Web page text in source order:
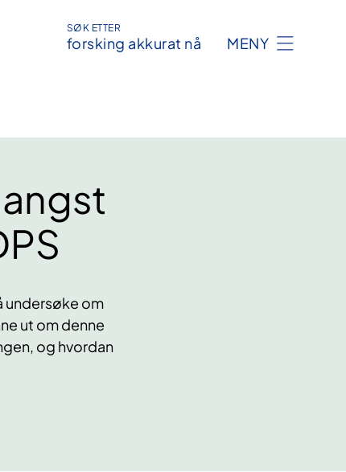
SØK ETTER
forsking akkurat nå MENY
undersøke om
ut om denne
og hvordan